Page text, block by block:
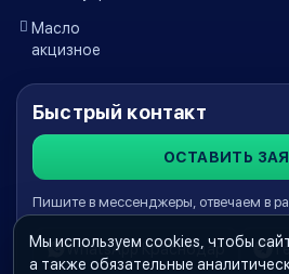
Масло
акцизное
Быстрый контакт
ОСТАВИТЬ
Пишите в мессенджеры, отвечаем в
WhatsApp Краснодар
Мы используем cookies, чтобы
а также обязательные